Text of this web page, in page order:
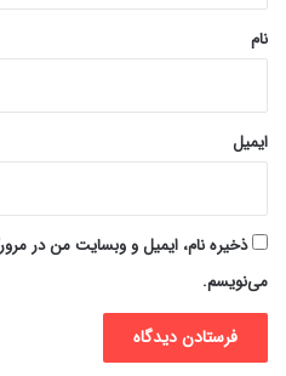
نام
ایمیل
ذخیره نام، ایمیل و وبسایت من در
می‌نویسم.